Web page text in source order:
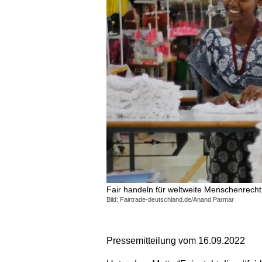
Fair handeln für weltweite
Bild: Fairtrade-deutschland.de/Anand Parmar
Pressemitteilung vom 16.09.2022